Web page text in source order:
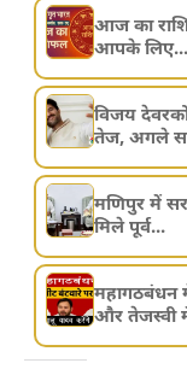
आज का
आपके लिए...
विजय
तेज, अगले
मणिपुर में
मिले पूर्व...
महागठबंधन
और तेजस्वी